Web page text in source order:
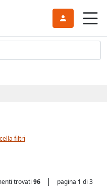
filtri
trovati 96 | pagina 1 di 3